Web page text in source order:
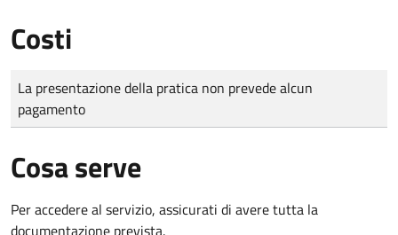
Costi
Tipo di pagamento
Importo
La presentazione della pratica non prevede alcun
pagamento
Cosa serve
Per accedere al servizio, assicurati di avere tutta la
documentazione prevista.